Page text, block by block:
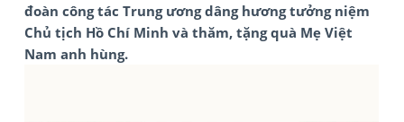
đoàn công tác Trung ương dâng hương tưởng niệm
Chủ tịch Hồ Chí Minh và thăm, tặng quà Mẹ Việt
Nam anh hùng.